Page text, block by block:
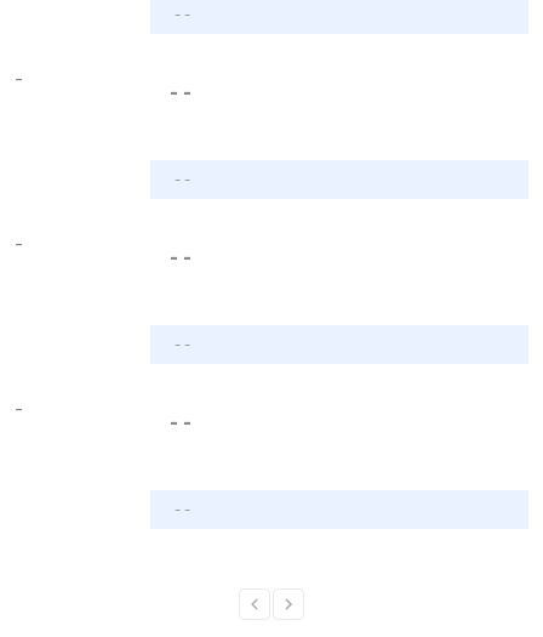
- -
-
- -
- -
-
- -
- -
-
- -
- -